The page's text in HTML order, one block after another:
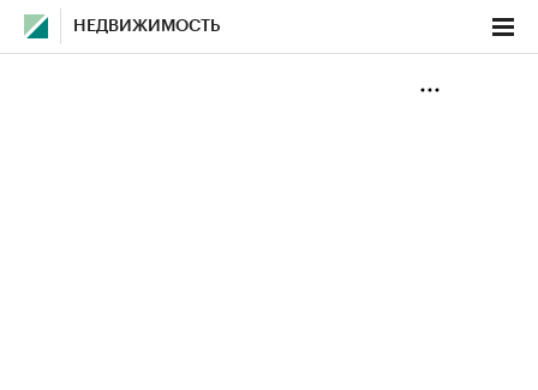
НЕДВИЖИМОСТЬ